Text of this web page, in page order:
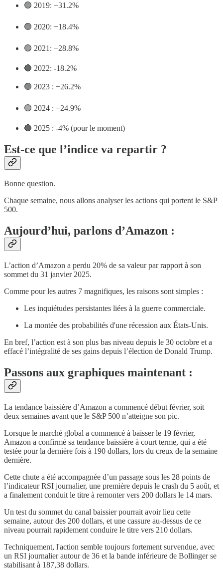
🟢 2019: +31.2%
🟢 2020: +18.4%
🟢 2021: +28.8%
🔴 2022: -18.2%
🟢 2023 : +26.2%
🟢 2024 : +24.9%
🔴 2025 : -4% (pour le moment)
Est-ce que l’indice va repartir ?
Bonne question.
Chaque semaine, nous allons analyser les actions qui portent le S&P
500.
Aujourd’hui, parlons d’Amazon :
L’action d’Amazon a perdu 20% de sa valeur par rapport à son
sommet du 31 janvier 2025.
Comme pour les autres 7 magnifiques, les raisons sont simples :
Les inquiétudes persistantes liées à la guerre commerciale.
La montée des probabilités d'une récession aux États-Unis.
En bref, l’action est à son plus bas niveau depuis le 30 octobre et a
effacé l’intégralité de ses gains depuis l’élection de Donald Trump.
Passons aux graphiques maintenant :
La tendance baissière d’Amazon a commencé début février, soit
deux semaines avant que le S&P 500 n’atteigne son pic.
Lorsque le marché global a commencé à baisser le 19 février,
Amazon a confirmé sa tendance baissière à court terme, qui a été
testée pour la dernière fois à 190 dollars, lors du creux de la semaine
dernière.
Cette chute a été accompagnée d’un passage sous les 28 points de
l’indicateur RSI journalier, une première depuis le crash du 5 août, et
a finalement conduit le titre à remonter vers 200 dollars le 14 mars.
Un test du sommet du canal baissier pourrait avoir lieu cette
semaine, autour des 200 dollars, et une cassure au-dessus de ce
niveau pourrait rapidement conduire le titre vers 210 dollars.
Techniquement, l'action semble toujours fortement survendue, avec
un RSI journalier autour de 36 et la bande inférieure de Bollinger se
stabilisant à 187,38 dollars.